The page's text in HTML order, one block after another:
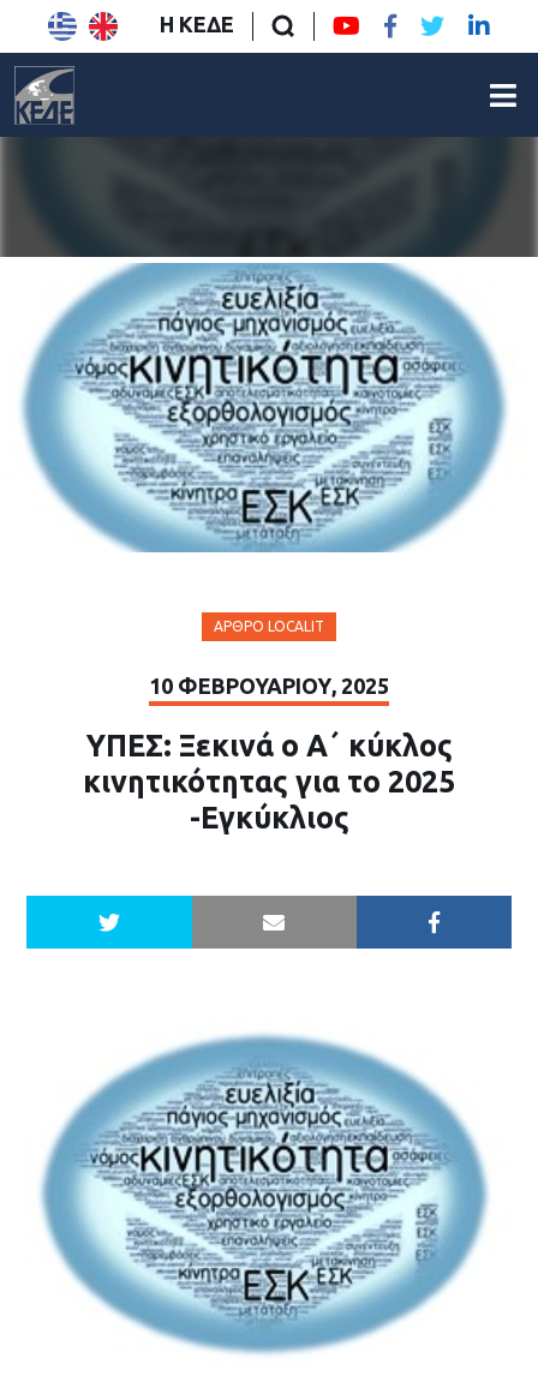
Η ΚΕΔΕ
ΆΡΘΡΟ LOCALIT
10 ΦΕΒΡΟΥΑΡΊΟΥ, 2025
ΥΠΕΣ: Ξεκινά ο Α΄ κύκλος
κινητικότητας για το 2025
-Εγκύκλιος